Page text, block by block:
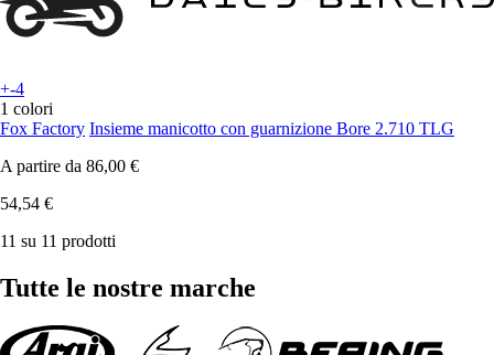
+-4
1 colori
Fox Factory Insieme manicotto con guarnizione Bore 2.710 TLG
A partire da 86,00 €
54,54 €
11 su 11 prodotti
Tutte le nostre marche